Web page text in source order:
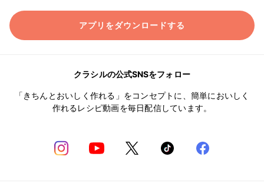
アプリをダウンロードする
クラシルの公式SNSをフォロー
「きちんとおいしく作れる」をコンセプトに、簡単においしく
作れるレシピ動画を毎日配信しています。